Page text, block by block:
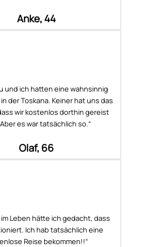
Anke, 44
und ich hatten eine wahnsinnig
der Toskana. Keiner hat uns das
wir kostenlos dorthin gereist
es war tatsächlich so.“
Olaf, 66
im Leben hätte ich gedacht, dass
Ich hab tatsächlich eine
Reise bekommen!!“